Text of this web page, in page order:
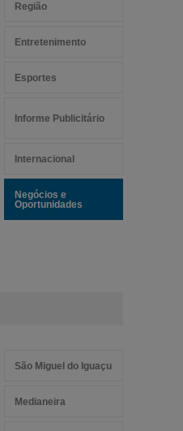
Região
Entretenimento
Esportes
Informe Publicitário
Internacional
Negócios e
Oportunidades
São Miguel do Iguaçu
Medianeira